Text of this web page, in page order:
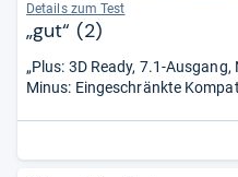
Details zum Test
„gut“ (2)
„Plus: 3D Ready, 7.1-Ausgang,
Minus: Eingeschränkte